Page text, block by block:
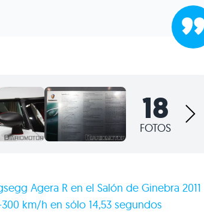
18
FOTOS
Agera R en el Salón de Ginebra 2011
km/h en sólo 14,53 segundos